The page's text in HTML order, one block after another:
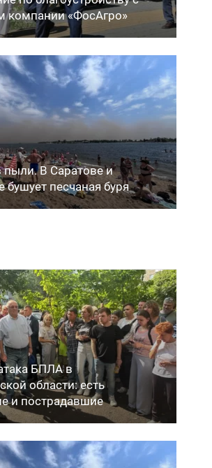
компании «ФосАгро»
пыли. В Саратове и
бушует песчаная буря
БПЛА в
области: есть
и пострадавшие